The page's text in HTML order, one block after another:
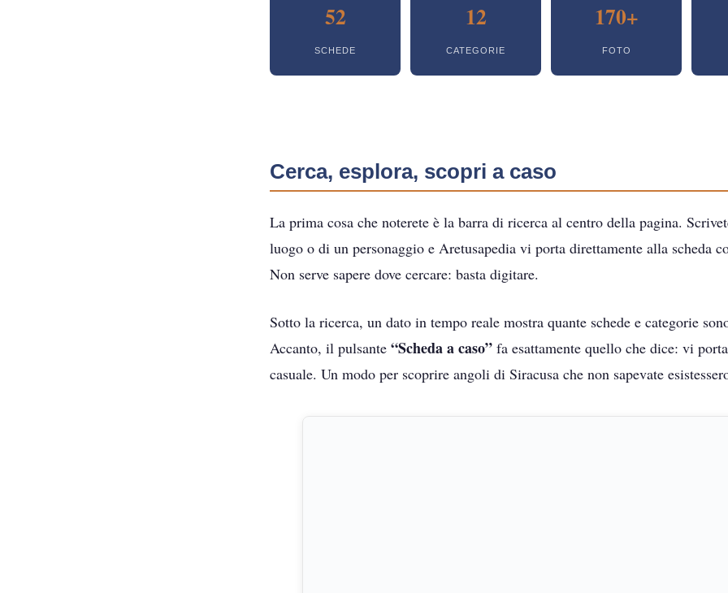
52
SCHEDE
12
CATEGORIE
170+
FOTO
Cerca, esplora, scopri a caso
La prima cosa che noterete è la barra di ricerca al centro della pagina.
luogo o di un personaggio e Aretusapedia vi porta direttamente alla scheda
Non serve sapere dove cercare: basta digitare.
Sotto la ricerca, un dato in tempo reale mostra quante schede e categorie
Accanto, il pulsante “Scheda a caso” fa esattamente quello che dice: vi
casuale. Un modo per scoprire angoli di Siracusa che non sapevate